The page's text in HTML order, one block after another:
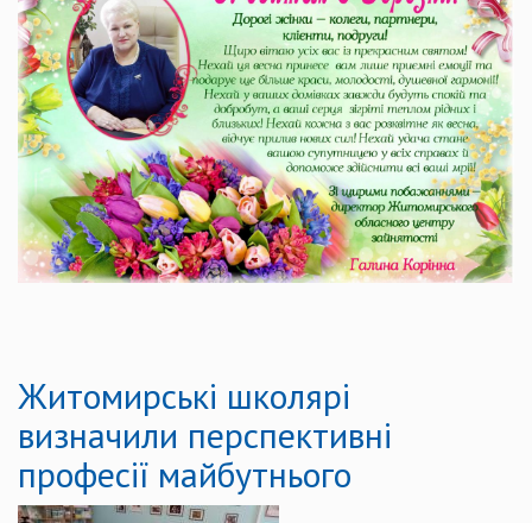
Житомирські школярі
визначили перспективні
професії майбутнього